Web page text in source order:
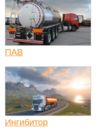
ПАВ
Ингибитор